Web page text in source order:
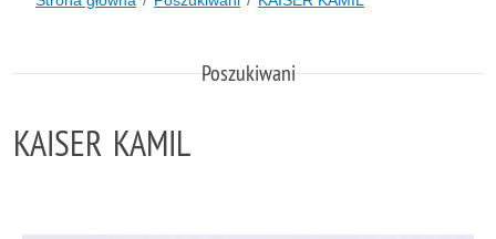
Poszukiwani
KAISER KAMIL